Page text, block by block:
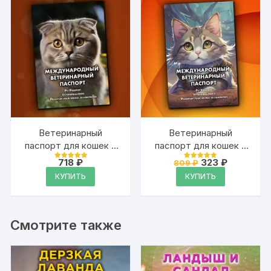
Ветеринарный
паспорт для кошек и
собак
международный
Оценка
из 5
718₽
КУПИТЬ
Ветеринарный
паспорт для кошек и
собак
международный
Оценка
из 5
809₽ Первоначальная
цена
составляла
809 ₽.
323 ₽Текущая
КУПИТЬ
Смотрите также